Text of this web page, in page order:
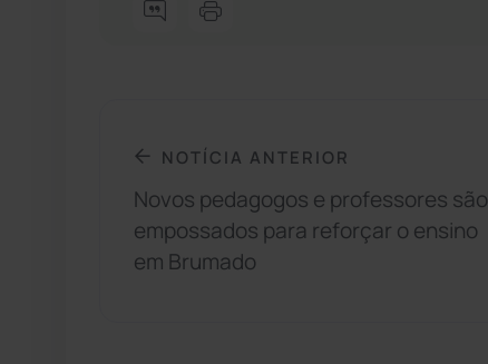
NOTÍCIA ANTERIOR
Novos pedagogos e professores são
empossados para reforçar o ensino
em Brumado